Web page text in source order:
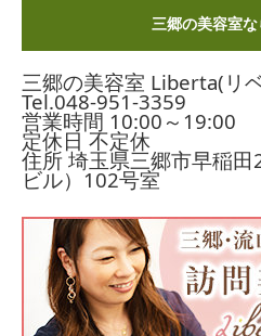
三郷の美容室
三郷の美容室 Liberta(リ
Tel.048-951-3359
営業時間 10:00～19:00
定休日 不定休
住所 埼玉県三郷市早稲田
ビル）102号室